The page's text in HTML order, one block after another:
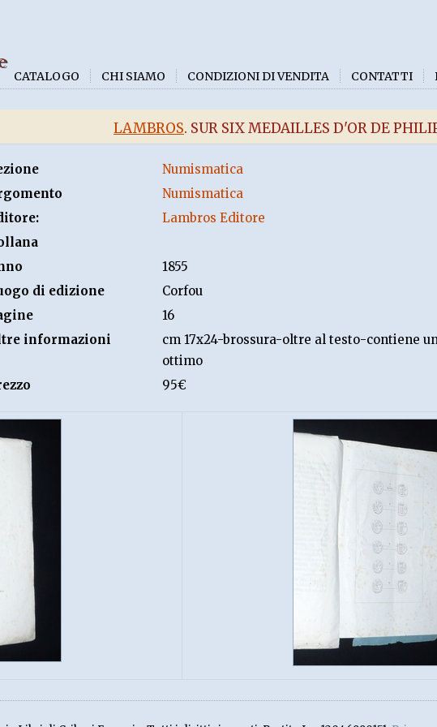
CATALOGO CHI SIAMO CONDIZIONI DI VENDITA CONTATTI
LAMBROS. SUR SIX MEDAILLES D'OR DE
Numismatica
Numismatica
Lambros Editore
1855
di edizione
Corfou
16
informazioni
cm 17x24-brossura-oltre al testo-contiene
ottimo
95€